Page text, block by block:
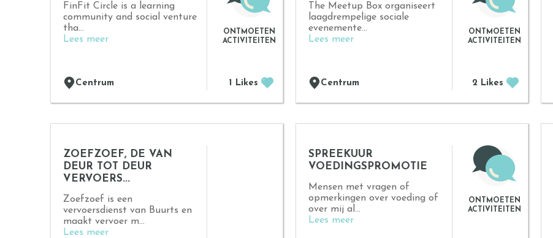
FinFit Circle is a learning
community and social venture
tha...
Lees meer
Centrum
ONTMOETEN
ACTIVITEITEN
1 Likes
The Meetup Box organiseert
laagdrempelige sociale
evenemente...
Lees meer
Centrum
ONTMOETEN
ACTIVITEITEN
2 Likes
ZOEFZOEF, DE VAN
DEUR TOT DEUR
VERVOERS...
Zoefzoef is een
vervoersdienst van Buurts en
maakt vervoer m...
Lees meer
SPREEKUUR
VOEDINGSPROMOTIE
Mensen met vragen of
opmerkingen over voeding of
over mij al...
Lees meer
ONTMOETEN
ACTIVITEITEN